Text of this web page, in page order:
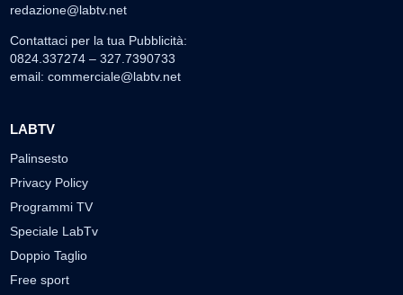
redazione@labtv.net
Contattaci per la tua Pubblicità:
0824.337274 – 327.7390733
email: commerciale@labtv.net
LABTV
Palinsesto
Privacy Policy
Programmi TV
Speciale LabTv
Doppio Taglio
Free sport